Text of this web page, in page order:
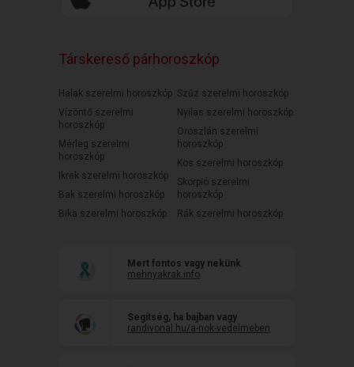
Társkereső párhoroszkóp
Halak szerelmi horoszkóp
Vízöntő szerelmi
horoszkóp
Mérleg szerelmi
horoszkóp
Ikrek szerelmi horoszkóp
Bak szerelmi horoszkóp
Bika szerelmi horoszkóp
Szűz szerelmi horoszkóp
Nyilas szerelmi horoszkóp
Oroszlán szerelmi
horoszkóp
Kos szerelmi horoszkóp
Skorpió szerelmi
horoszkóp
Rák szerelmi horoszkóp
Mert fontos vagy nekünk
mehnyakrak.info
Segítség, ha bajban vagy
randivonal.hu/a-nok-vedelmeben